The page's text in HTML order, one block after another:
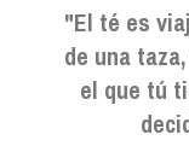
"El té es
de una
el que tú